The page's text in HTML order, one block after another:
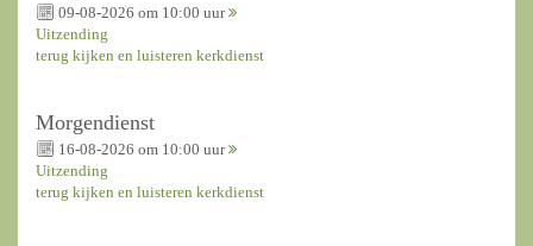
09-08-2026 om 10:00 uur
Uitzending
terug kijken en luisteren kerkdienst
Morgendienst
16-08-2026 om 10:00 uur
Uitzending
terug kijken en luisteren kerkdienst